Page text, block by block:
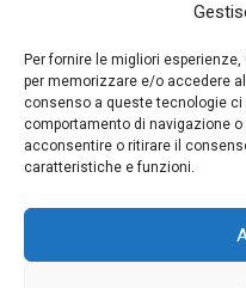
Per fornire le migliori
per memorizzare e/o accedere
consenso a queste tecnologie ci
comportamento di navigazione
acconsentire o ritirare il
caratteristiche e funzioni.
F.lli Aprile srl, c.da
0932 833828 |